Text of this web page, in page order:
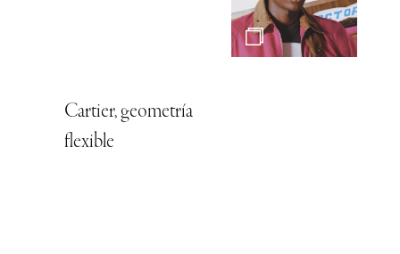
Cartier, geometría
flexible